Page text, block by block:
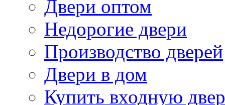
Двери оптом
Недорогие двери
Производство дверей
Двери в дом
Купить входную